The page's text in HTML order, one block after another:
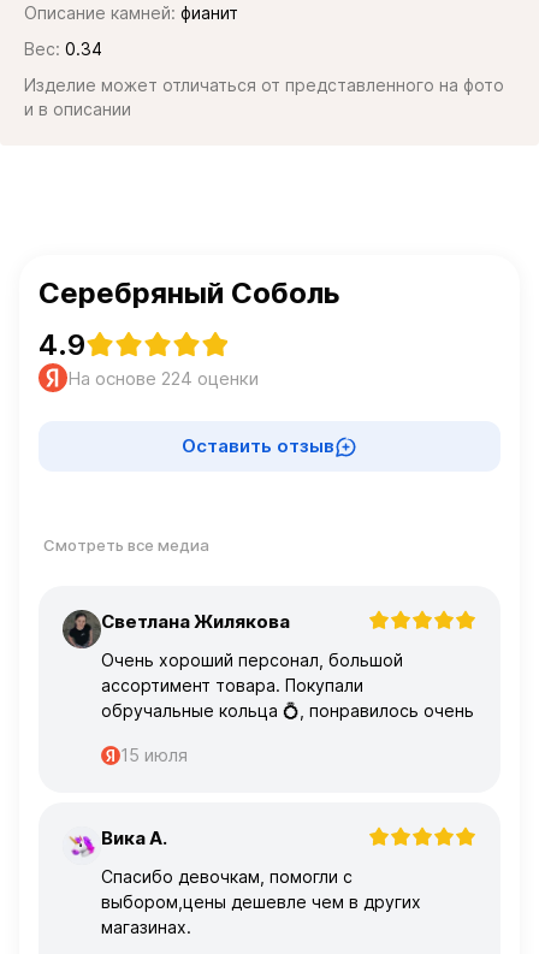
Описание камней: фианит
Вес: 0.34
Изделие может отличаться от представленного на фото
и в описании
Серебряный Соболь
4.9
На основе 224 оценки
Оставить отзыв
Смотреть все медиа
С Светлана Жилякова
Очень хороший персонал, большой
ассортимент товара. Покупали
обручальные кольца 💍, понравилось очень
15 июля
В Вика А.
Спасибо девочкам, помогли с
выбором,цены дешевле чем в других
магазинах.